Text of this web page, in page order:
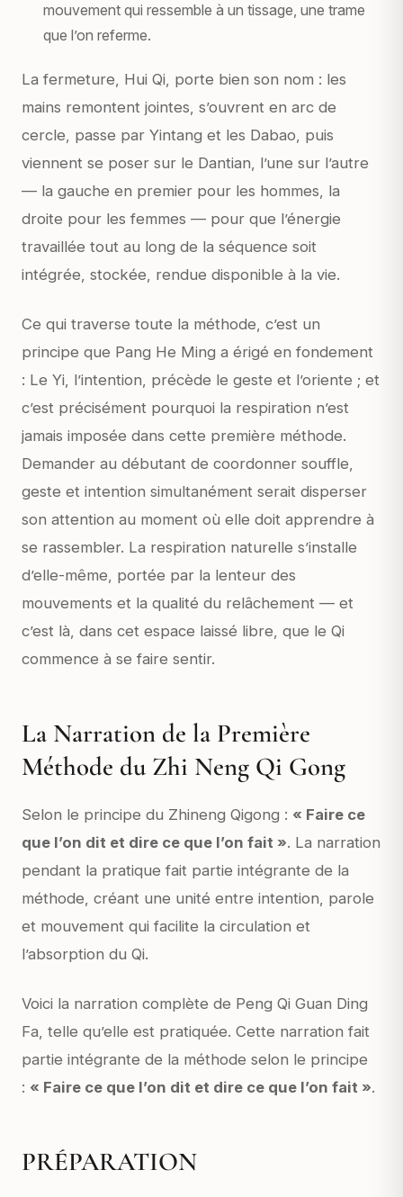
mouvement qui ressemble à un tissage, une trame
que l’on referme.
La fermeture, Hui Qi, porte bien son nom : les
mains remontent jointes, s’ouvrent en arc de
cercle, passe par Yintang et les Dabao, puis
viennent se poser sur le Dantian, l’une sur l’autre
— la gauche en premier pour les hommes, la
droite pour les femmes — pour que l’énergie
travaillée tout au long de la séquence soit
intégrée, stockée, rendue disponible à la vie.
Ce qui traverse toute la méthode, c’est un
principe que Pang He Ming a érigé en fondement
: Le Yi, l’intention, précède le geste et l’oriente ; et
c’est précisément pourquoi la respiration n’est
jamais imposée dans cette première méthode.
Demander au débutant de coordonner souffle,
geste et intention simultanément serait disperser
son attention au moment où elle doit apprendre à
se rassembler. La respiration naturelle s’installe
d’elle-même, portée par la lenteur des
mouvements et la qualité du relâchement — et
c’est là, dans cet espace laissé libre, que le Qi
commence à se faire sentir.
La Narration de la Première
Méthode du Zhi Neng Qi Gong
Selon le principe du Zhineng Qigong : « Faire ce
que l’on dit et dire ce que l’on fait ». La narration
pendant la pratique fait partie intégrante de la
méthode, créant une unité entre intention, parole
et mouvement qui facilite la circulation et
l’absorption du Qi.
Voici la narration complète de Peng Qi Guan Ding
Fa, telle qu’elle est pratiquée. Cette narration fait
partie intégrante de la méthode selon le principe
: « Faire ce que l’on dit et dire ce que l’on fait ».
PRÉPARATION